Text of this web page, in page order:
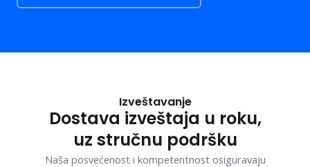
Izveštavanje
Dostava izveštaja u roku,
uz stručnu podršku
Naša posvećenost i kompetentnost osiguravaju